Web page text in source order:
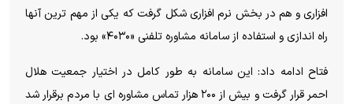
افزاری و هم در بخش نرم افزاری شکل گرفت که یکی از مهم ترین آنها
راه اندازی و استفاده از سامانه مشاوره تلفنی «۴۰۳۰» بود.
فتاح ادامه داد: این سامانه به طور کامل در اختیار جمعیت هلال
احمر قرار گرفت و بیش از ۲۰۰ هزار تماس مشاوره ای با مردم برقرار شد